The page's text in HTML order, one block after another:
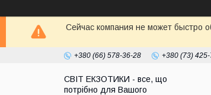
Сейчас компания не может быстро
+380 (66) 578-36-28 +380 (73)
СВІТ ЕКЗОТИКИ - все, що
потрібно для Вашого